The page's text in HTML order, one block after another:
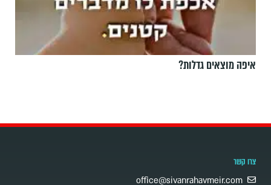
איפה מוצאים גדלות?
צרו קשר
office@sivanrahavmeir.com